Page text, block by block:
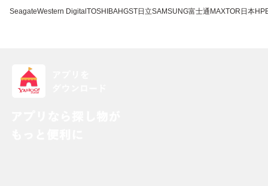
SeagateWestern Digital TOSHIBAHGST日立SAMSUNG富士通 MAXTOR 日本HP